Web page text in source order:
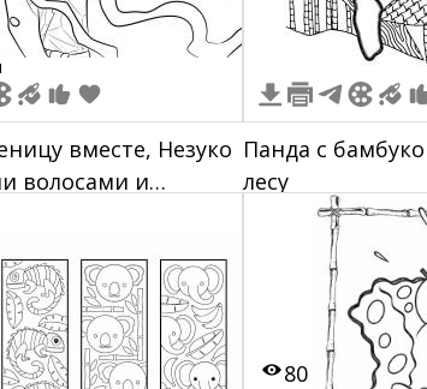
вместе, Незуко
волосами и
лица
Панда с
лесу
80